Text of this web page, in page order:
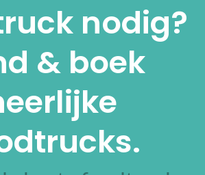
nodig?
& boek